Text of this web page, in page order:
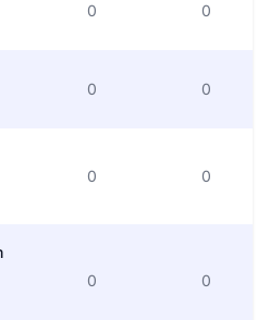
0 0
0 0
0 0
0 0